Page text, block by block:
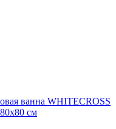
ванна WHITECROSS
см